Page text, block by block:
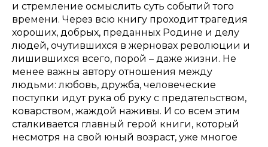
и стремление осмыслить суть событий того
времени. Через всю книгу проходит трагедия
хороших, добрых, преданных Родине и делу
людей, очутившихся в жерновах революции и
лишившихся всего, порой – даже жизни. Не
менее важны автору отношения между
людьми: любовь, дружба, человеческие
поступки идут рука об руку с предательством,
коварством, жаждой наживы. И со всем этим
сталкивается главный герой книги, который
несмотря на свой юный возраст, уже многое